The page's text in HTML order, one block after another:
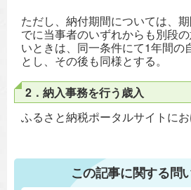
ただし、納付期間については、
でに当事者のいずれからも別段
いときは、同一条件にて1年間の
とし、その後も同様とする。
2．納入事務を行う歳入
ふるさと納税ポータルサイトに
この記事に関する問